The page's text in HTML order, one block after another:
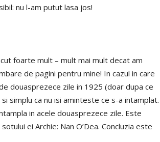
nu l-am putut lasa jos!
foarte mult – mult mai mult decat am
de pagini pentru mine! In cazul in care
douasprezece zile in 1925 (doar dupa ce
simplu ca nu isi aminteste ce s-a intamplat.
in acele douasprezece zile. Este
ei Archie: Nan O’Dea. Concluzia este